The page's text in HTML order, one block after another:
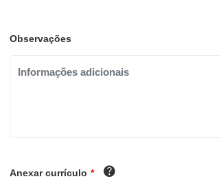
Observações
Anexar currículo *